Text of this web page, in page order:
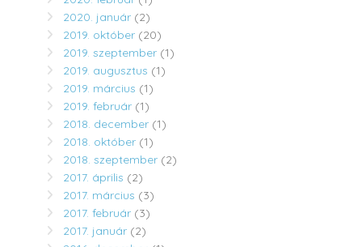
2020. január(2)
2019. október(20)
2019. szeptember(1)
2019. augusztus (1)
2019. március (1)
2019. február(1)
2018. december(1)
2018. október(1)
2018. szeptember(2)
2017. április (2)
2017. március (3)
2017. február(3)
2017. január(2)